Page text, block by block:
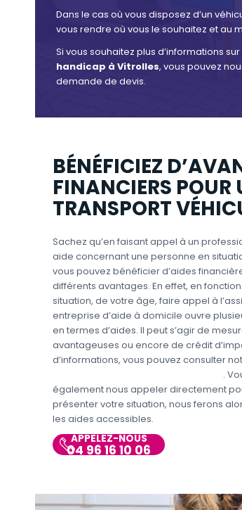
Dans le cas où vous disposez d’un
vous rendre où vous le souhaitez et au
Si vous souhaitez plus d’informations sur
handicap à Vitrolles, vous pouvez
demande de devis.
BÉNÉFICIEZ
FINANCIERS POUR
TRANSPORT
Sachez qu’en faisant appel à un
aide concernant une personne en
vous pouvez bénéficier d’aides
différents avantages. En effet, en
situation, de votre âge, faire appel à
entreprise d’aide à domicile ouvre
en termes d’aides. Il peut s’agir de
avantageuses ou encore de crédit
d’informations, vous pouvez consulter
.
également nous appeler directement
présenter votre situation, nous ferons
les aides accessibles.
APPELEZ-NOUS
04 96 16 10 06